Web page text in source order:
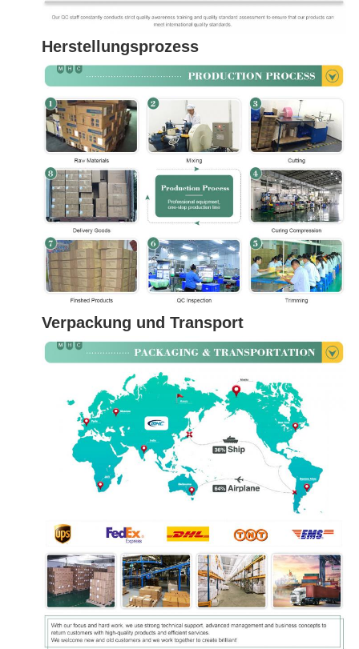
Herstellungsprozess
Verpackung und Transport